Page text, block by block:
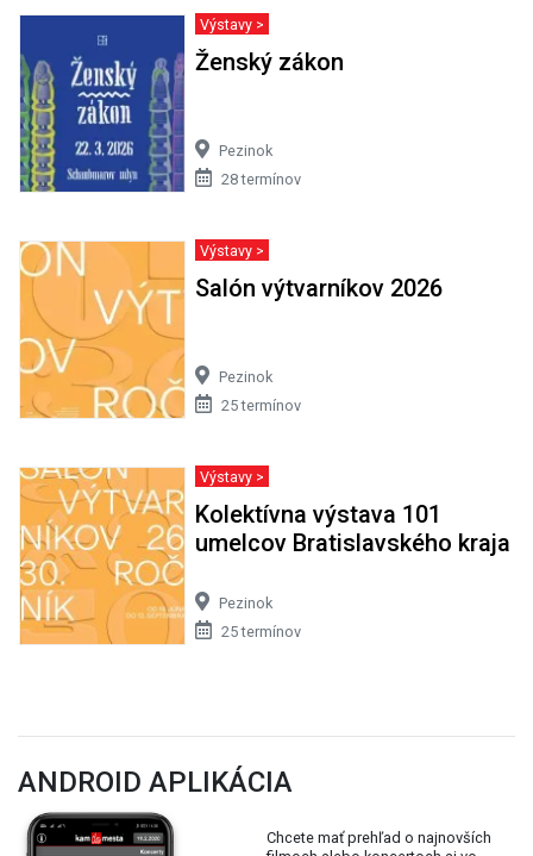
Výstavy >
Ženský zákon
Pezinok
28 termínov
Výstavy >
Salón výtvarníkov 2026
Pezinok
25 termínov
Výstavy >
Kolektívna výstava 101
umelcov Bratislavského kraja
Pezinok
25 termínov
ANDROID APLIKÁCIA
Chcete mať prehľad o najnovších